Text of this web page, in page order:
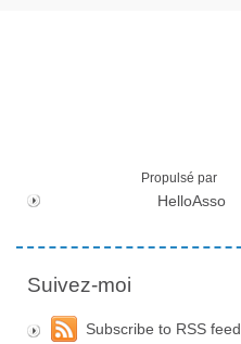
Propulsé par
HelloAsso
Suivez-moi
Subscribe to RSS feed